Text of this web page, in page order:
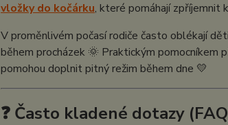
vložky do kočárku, které pomáhají zpříjemnit
V proměnlivém počasí rodiče často oblékají
během procházek 🌞 Praktickým pomocníkem
pomohou doplnit pitný režim během dne 💛
❓ Často kladené dotazy